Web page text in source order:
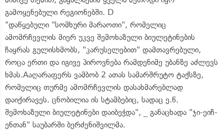
გამოყენებული რეგიონებში. D
"დაწყებული "სომხური მარაოთი", რომელიც
ამომრჩევლის მიერ უკვე შემოხაზული ბიულეტინების
ჩაყრას გულისხმობს, "კარუსელებით" დამთავრებული,
როცა ერთი და იგივე პიროვნება რამდენიმე უბანზე აძლევს
ხმას.Aაღარაფერს ვამბობ 2 ათას სამარშრუტო ტაქსზე,
რომელიც თურმე ამომრჩევლის დასახმარებლად
დაიქირავეს. ცნობილია ის სტამბებიც, სადაც ე.წ.
შემოხაზული ბიულეტინები დაიბეჭდა", _ განაცხადა "ჯი-ეიჩ-
ენთან" საუბარში ბერძენიშვილმა.